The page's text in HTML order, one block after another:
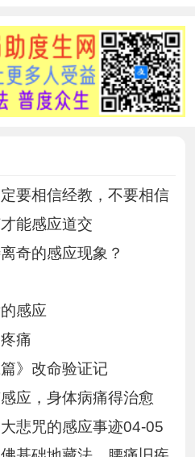
要相信经教，不要相信
能感应道交
奇的感应现象？
感应
痛
》改命验证记
应，身体病痛得治愈
悲咒的感应事迹04-05